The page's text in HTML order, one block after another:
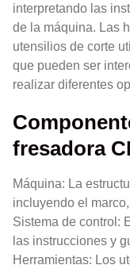
interpretando las
de la máquina. Las
utensilios de corte
que pueden ser
realizar diferentes
fresadora
Máquina: La
incluyendo el
Sistema de control:
las instrucciones y
Herramientas: Los